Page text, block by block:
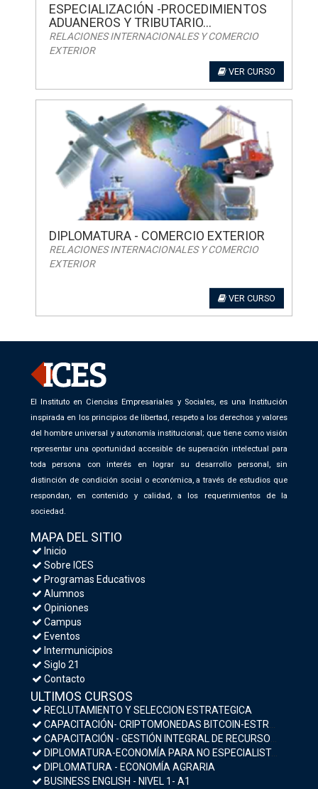
ESPECIALIZACIÓN -PROCEDIMIENTOS
ADUANEROS Y TRIBUTARIO...
RELACIONES INTERNACIONALES Y COMERCIO
EXTERIOR
VER CURSO
DIPLOMATURA - COMERCIO EXTERIOR
RELACIONES INTERNACIONALES Y COMERCIO
EXTERIOR
VER CURSO
El Instituto en Ciencias Empresariales y Sociales, es una Institución
inspirada en los principios de libertad, respeto a los derechos y valores
del hombre universal y autonomía institucional; que tiene como visión
representar una oportunidad accesible de superación intelectual para
toda persona con interés en lograr su desarrollo personal, sin
distinción de condición social o económica, a través de estudios que
respondan, en contenido y calidad, a los requerimientos de la
sociedad.
MAPA DEL SITIO
Inicio
Sobre ICES
Programas Educativos
Alumnos
Opiniones
Campus
Eventos
Intermunicipios
Siglo 21
Contacto
ULTIMOS CURSOS
RECLUTAMIENTO Y SELECCION ESTRATEGICA
CAPACITACIÓN- CRIPTOMONEDAS BITCOIN-ESTRATEGIAS DE INVERSIÓN Y MEDIDAS DE SEGURIDAD
CAPACITACIÓN - GESTIÓN INTEGRAL DE RECURSOS HUMANOS
DIPLOMATURA-ECONOMÍA PARA NO ESPECIALISTAS- MACROECONOMÍA Y POLÍTICA ECONÓMICA
DIPLOMATURA - ECONOMÍA AGRARIA
BUSINESS ENGLISH - NIVEL 1- A1